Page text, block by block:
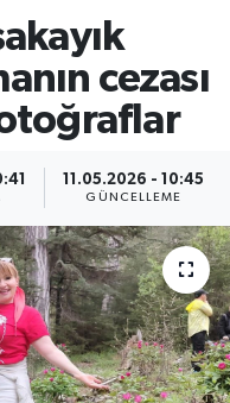
cezası
11.05.2026 - 10:45
GÜNCELLEME